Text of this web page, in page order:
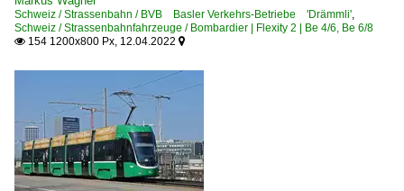
Schweiz / Strassenbahn / BVB Basler Verkehrs-Betriebe 'Drämmli',
Schweiz / Strassenbahnfahrzeuge / Bombardier | Flexity 2 | Be 4/6, Be 6/8
 154 1200x800 Px, 12.04.2022 